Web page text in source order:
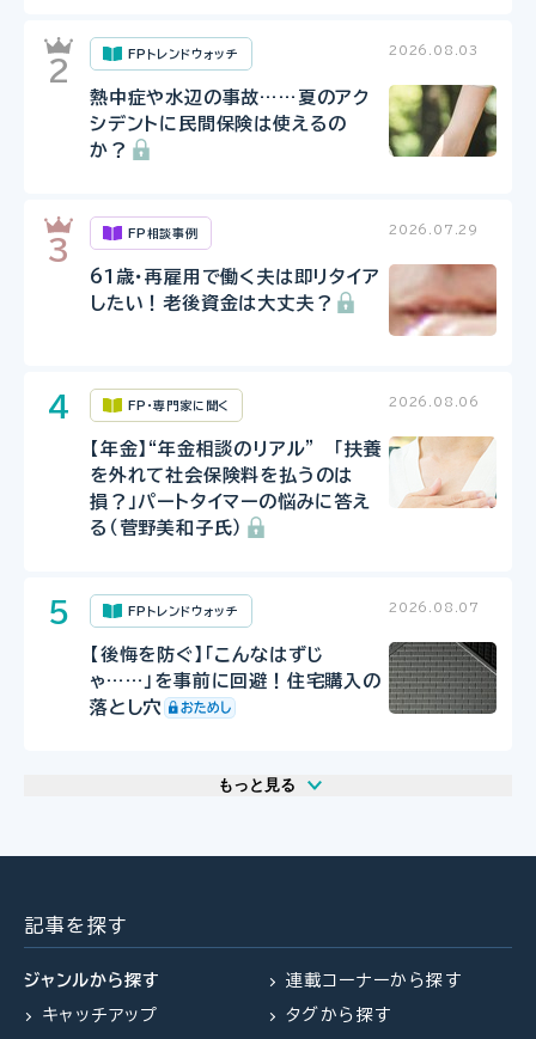
FPトレンドウォッチ 2026.08.03
熱中症や水辺の事故……夏のアク
シデントに民間保険は使えるの
か？
FP相談事例 2026.07.29
61歳・再雇用で働く夫は即リタイア
したい！老後資金は大丈夫？
FP・専門家に聞く 2026.08.06
【年金】“年金相談のリアル” 「扶養
を外れて社会保険料を払うのは
損？」パートタイマーの悩みに答え
る（菅野美和子氏）
FPトレンドウォッチ 2026.08.07
【後悔を防ぐ】「こんなはずじ
ゃ……」を事前に回避！住宅購入の
落とし穴
もっと見る
したい！老後資金は大丈夫？
FPトレンドウォッチ
と株価評価・特例措置の行方(山田
&パートナーズ 宇田川氏、金沢
氏、西内氏)
え・リノベがより円滑に
FPトレンドウォッチ
記事を探す
ジャンルから探す
キャッチアップ
連載コーナーから探す
タグから探す